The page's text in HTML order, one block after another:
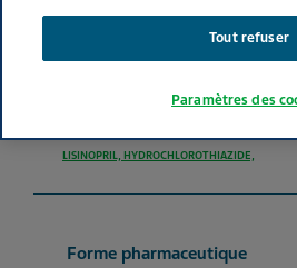
LISINOPRIL, HYDROCHLOROTHIAZIDE,
Forme pharmaceutique
Tout refuser
Paramètres des